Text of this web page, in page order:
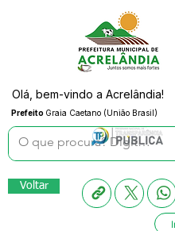
Prefeito Graia Caetano (União Brasil)
Olá, bem-vindo a Acrelândia!
Voltar